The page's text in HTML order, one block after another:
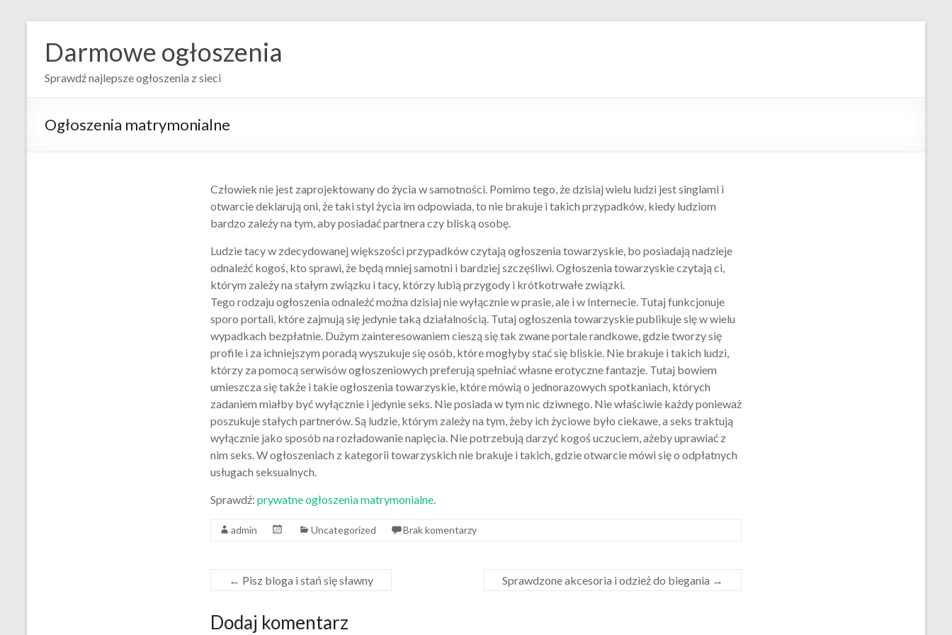
Darmowe ogłoszenia
Sprawdź najlepsze ogłoszenia z sieci
Ogłoszenia matrymonialne
Człowiek nie jest zaprojektowany do życia w samotności. Pomimo tego, że dzisiaj wielu ludzi jest singlami i
otwarcie deklarują oni, że taki styl życia im odpowiada, to nie brakuje i takich przypadków, kiedy ludziom
bardzo zależy na tym, aby posiadać partnera czy bliską osobę.
Ludzie tacy w zdecydowanej większości przypadków czytają ogłoszenia towarzyskie, bo posiadają nadzieje
odnaleźć kogoś, kto sprawi, że będą mniej samotni i bardziej szczęśliwi. Ogłoszenia towarzyskie czytają ci,
którym zależy na stałym związku i tacy, którzy lubią przygody i krótkotrwałe związki.
Tego rodzaju ogłoszenia odnaleźć można dzisiaj nie wyłącznie w prasie, ale i w Internecie. Tutaj funkcjonuje
sporo portali, które zajmują się jedynie taką działalnością. Tutaj ogłoszenia towarzyskie publikuje się w wielu
wypadkach bezpłatnie. Dużym zainteresowaniem cieszą się tak zwane portale randkowe, gdzie tworzy się
profile i za ichniejszym poradą wyszukuje się osób, które mogłyby stać się bliskie. Nie brakuje i takich ludzi,
którzy za pomocą serwisów ogłoszeniowych preferują spełniać własne erotyczne fantazje. Tutaj bowiem
umieszcza się także i takie ogłoszenia towarzyskie, które mówią o jednorazowych spotkaniach, których
zadaniem miałby być wyłącznie i jedynie seks. Nie posiada w tym nic dziwnego. Nie właściwie każdy ponieważ
poszukuje stałych partnerów. Są ludzie, którym zależy na tym, żeby ich życiowe było ciekawe, a seks traktują
wyłącznie jako sposób na rozładowanie napięcia. Nie potrzebują darzyć kogoś uczuciem, ażeby uprawiać z
nim seks. W ogłoszeniach z kategorii towarzyskich nie brakuje i takich, gdzie otwarcie mówi się o odpłatnych
usługach seksualnych.
Sprawdź: prywatne ogłoszenia matrymonialne.
admin Uncategorized Brak komentarzy
← Pisz bloga i stań się sławny Sprawdzone akcesoria i odzież do biegania →
Dodaj komentarz